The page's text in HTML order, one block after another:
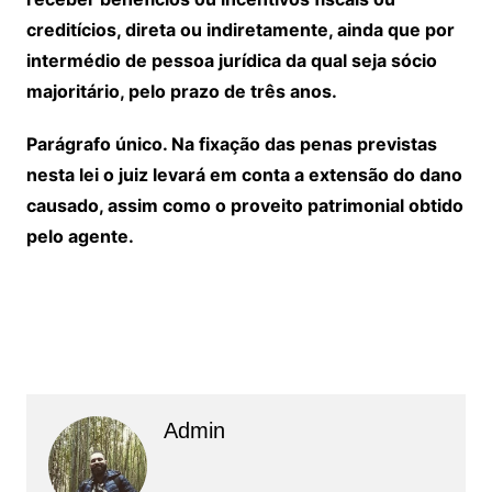
creditícios, direta ou indiretamente, ainda que por
intermédio de pessoa jurídica da qual seja sócio
majoritário, pelo prazo de três anos.
Parágrafo único. Na fixação das penas previstas
nesta lei o juiz levará em conta a extensão do dano
causado, assim como o proveito patrimonial obtido
pelo agente.
Admin